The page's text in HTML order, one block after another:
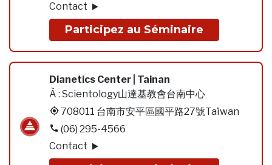
Contact
Participez au Séminaire
Dianetics Center | Tainan
À : Scientology山達基教會台南中心
708011 台南市安平區國平路27號Taïwan
(06) 295-4566
Contact